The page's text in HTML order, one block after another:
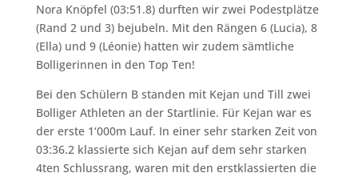
Nora Knöpfel (03:51.8) durften wir zwei Podestplätze
(Rand 2 und 3) bejubeln. Mit den Rängen 6 (Lucia), 8
(Ella) und 9 (Léonie) hatten wir zudem sämtliche
Bolligerinnen in den Top Ten!
Bei den Schülern B standen mit Kejan und Till zwei
Bolliger Athleten an der Startlinie. Für Kejan war es
der erste 1‘000m Lauf. In einer sehr starken Zeit von
03:36.2 klassierte sich Kejan auf dem sehr starken
4ten Schlussrang, waren mit den erstklassierten die